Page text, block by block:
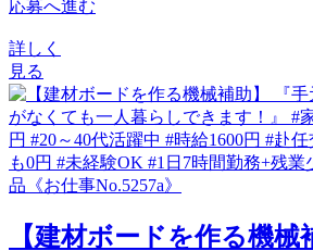
応募へ進む
詳しく
見る
【建材ボードを作る機械